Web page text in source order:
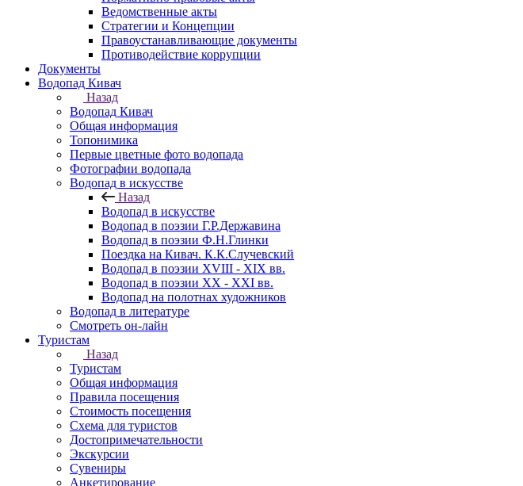
Ведомственные акты
Стратегии и Концепции
Правоустанавливающие документы
Противодействие коррупции
Документы
Водопад Кивач
Назад
Водопад Кивач
Общая информация
Топонимика
Первые цветные фото водопада
Фотографии водопада
Водопад в искусстве
Назад
Водопад в искусстве
Водопад в поэзии Г.Р.Державина
Водопад в поэзии Ф.Н.Глинки
Поездка на Кивач. К.К.Случевский
Водопад в поэзии XVIII - XIX вв.
Водопад в поэзии XX - XXI вв.
Водопад на полотнах художников
Водопад в литературе
Смотреть он-лайн
Туристам
Назад
Туристам
Общая информация
Правила посещения
Стоимость посещения
Схема для туристов
Достопримечательности
Экскурсии
Сувениры
Анкетирование